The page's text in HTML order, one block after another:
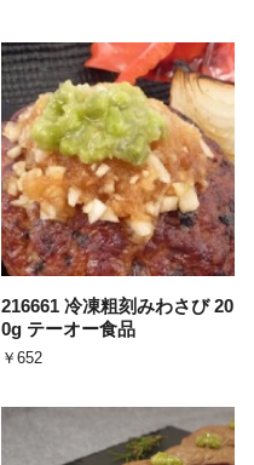
216661 冷凍粗刻みわさび 20
0g テーオー食品
￥652